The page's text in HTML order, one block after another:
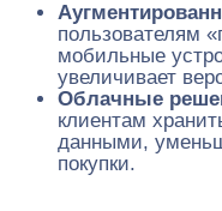
пользователям
мобильные
увеличивает
Облачные
клиентам
данными,
покупки.